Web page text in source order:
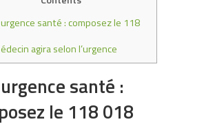
santé : composez le 118
agira selon l’urgence
santé :
le 118 018